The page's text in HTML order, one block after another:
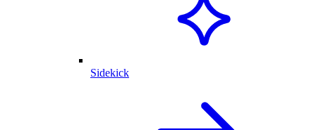
Sidekick